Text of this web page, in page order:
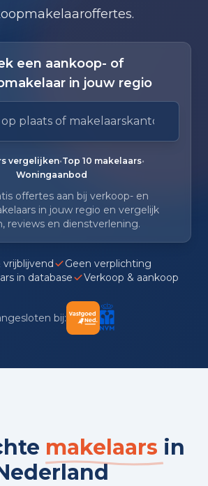
een aankoop- of
in jouw regio
of makelaarskantoor
Gebruik pijl omlaag en pijl
vergelijken•Top 10 makelaars•
Woningaanbod
offertes aan bij verkoop- en
in jouw regio en vergelijk
reviews en dienstverlening.
vrijblijvend
Geen verplichting
in database
Verkoop & aankoop
bij:
makelaars in